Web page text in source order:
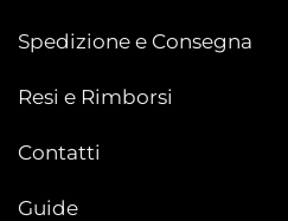
Spedizione e Consegna
Resi e Rimborsi
Contatti
Guide